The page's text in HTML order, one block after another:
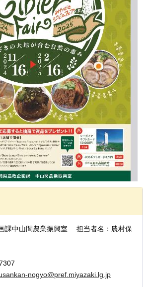
課中山間農業振興室 担当者名：農村保
nogyo@pref.miyazaki.lg.jp